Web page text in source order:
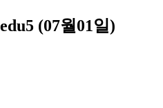
edu5 (07월01일)